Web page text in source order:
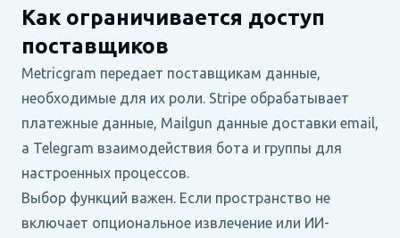
Как ограничивается доступ
поставщиков
Metricgram передает поставщикам данные,
необходимые для их роли. Stripe обрабатывает
платежные данные, Mailgun данные доставки email,
а Telegram взаимодействия бота и группы для
настроенных процессов.
Выбор функций важен. Если пространство не
включает опциональное извлечение или ИИ-